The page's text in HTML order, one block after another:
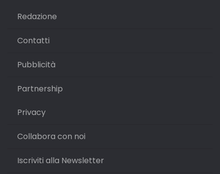
Redazione
Contatti
Pubblicità
Partnership
Privacy
Collabora con noi
Iscriviti alla Newsletter